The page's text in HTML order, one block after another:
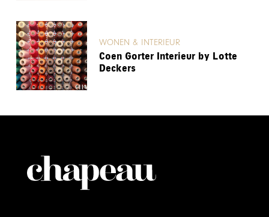
WONEN & INTERIEUR
Coen Gorter Interieur by Lotte
Deckers